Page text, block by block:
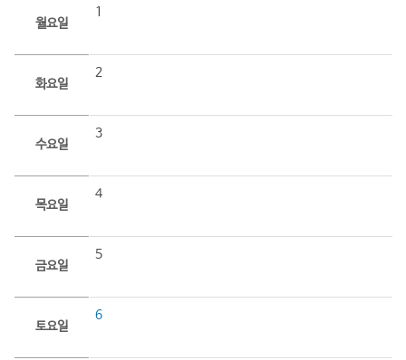
월요일
1
화요일
2
수요일
3
목요일
4
금요일
5
토요일
6